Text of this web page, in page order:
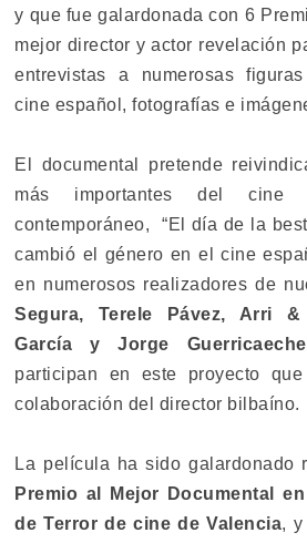
y que fue galardonada con 6
mejor director y actor revelación
entrevistas a numerosas
cine español, fotografías e
El documental pretende
más importantes del cine
contemporáneo, “El día de la
cambió el género en el cine
en numerosos realizadores de
Segura, Terele Pávez, Arri
García y Jorge
participan en este proyecto
colaboración del director bilbaíno.
La película ha sido galardonado
Premio al Mejor Documental
de Terror de cine de Valencia, y